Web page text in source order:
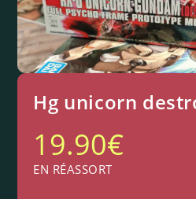
Hg unicorn
19.90€
EN RÉASSORT